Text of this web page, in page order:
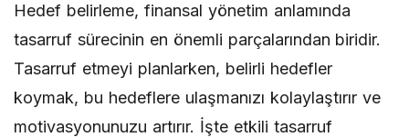
Hedef belirleme, finansal yönetim anlamında
tasarruf sürecinin en önemli parçalarından biridir.
Tasarruf etmeyi planlarken, belirli hedefler
koymak, bu hedeflere ulaşmanızı kolaylaştırır ve
motivasyonunuzu artırır. İşte etkili tasarruf